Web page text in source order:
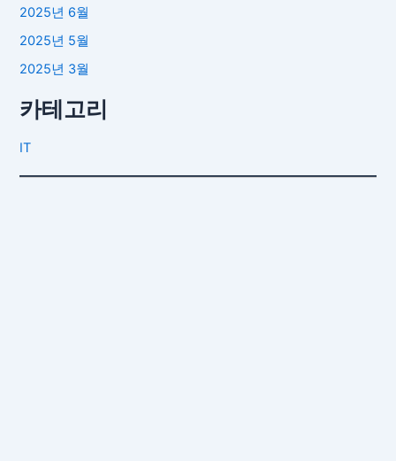
2025년 6월
2025년 5월
2025년 3월
카테고리
IT